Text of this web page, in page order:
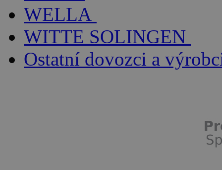
WELLA
WITTE SOLINGEN
Ostatní dovozci a